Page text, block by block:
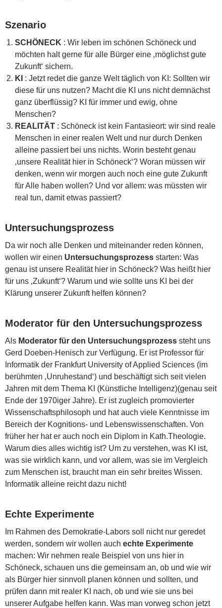
Szenario
SCHÖNECK : Wir leben im schönen Schöneck und
möchten halt gerne für alle Bürger eine ‚möglichst gute
Zukunft‘ sichern.
KI : Jetzt redet die ganze Welt täglich von KI: Sollten wir
diese für uns nutzen? Macht die KI uns nicht demnächst
ganz überflüssig? KI für immer und ewig, ohne
Menschen?
REALITÄT : Schöneck ist kein Fantasieort: wir sind reale
Menschen in einer realen Welt und nur durch Denken
alleine passiert bei uns nichts. Worin besteht genau
‚unsere Realität hier in Schöneck‘? Woran müssen wir
denken, wenn wir morgen auch noch eine gute Zukunft
für Alle haben wollen? Und vor allem: was müssten wir
real tun, damit etwas passiert?
Untersuchungsprozess
Da wir noch alle Denken und miteinander reden können,
wollen wir einen Untersuchungsprozess starten: Was
genau ist unsere Realität hier in Schöneck? Was heißt hier
für uns ‚Zukunft‘? Warum und wie sollte uns KI bei der
Klärung unserer Zukunft helfen können?
Moderator für den Untersuchungsprozess
Als Moderator für den Untersuchungsprozess steht uns
Gerd Doeben-Henisch zur Verfügung. Er ist Professor für
Informatik der Frankfurt University of Applied Sciences (im
berühmten ‚Unruhestand‘) und beschäftigt sich seit vielen
Jahren mit dem Thema KI (Künstliche Intelligenz)(genau seit
Ende der 1970iger Jahre). Er ist zugleich promovierter
Wissenschaftsphilosoph und hat auch viele Kenntnisse im
Bereich der Kognitions- und Lebenswissenschaften. Von
früher her hat er auch noch ein Diplom in Kath.Theologie.
Warum dies alles wichtig ist? Um zu verstehen, was KI ist,
was sie wirklich kann, und vor allem, was sie im Vergleich
zum Menschen ist, braucht man ein sehr breites Wissen.
Informatik alleine reicht dazu nicht!
Echte Experimente
Im Rahmen des Demokratie-Labors soll nicht nur geredet
werden, sondern wir wollen auch echte Experimente
machen: Wir nehmen reale Beispiel von uns hier in
Schöneck, schauen uns die gemeinsam an, ob und wie wir
als Bürger hier sinnvoll planen können und sollten, und
prüfen dann mit realer KI nach, ob und wie sie uns bei
unserer Aufgabe helfen kann. Was man vorweg schon jetzt